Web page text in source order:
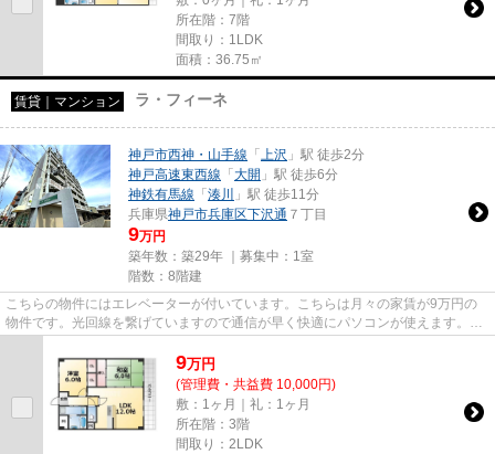
所在階：7階
間取り：1LDK
面積：36.75㎡
賃貸｜マンション ラ・フィーネ
神戸市西神・山手線 「 上沢 」駅 徒歩2分
神戸高速東西線 「 大開 」駅 徒歩6分
神鉄有馬線 「 湊川
」駅 徒歩11分
兵庫県神戸市兵庫区下沢通 ７丁目
9万円
築年数：築29年 ｜募集中： 1室
階数：8階建
こちらの物件にはエレベーターが付いています。こちらは月々の家賃が9万円の
物件です。光回線を繋げていますので通信が早く快適にパソコンが使えます。
9万円
(管理費・共益費 10,000円)
敷：1ヶ月｜礼：1ヶ月
所在階：3階
間取り：2LDK